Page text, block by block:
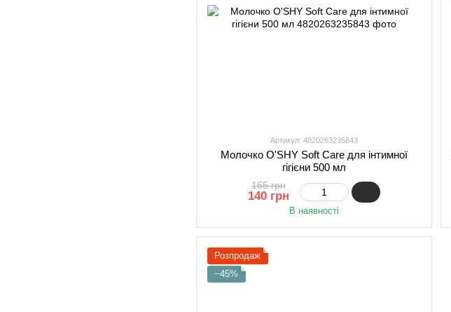
Артикул: 4820263235843
Молочко O'SHY Soft Care для інтимної
гігієни 500 мл
165 грн
140 грн
В наявності
Розпродаж
−45%